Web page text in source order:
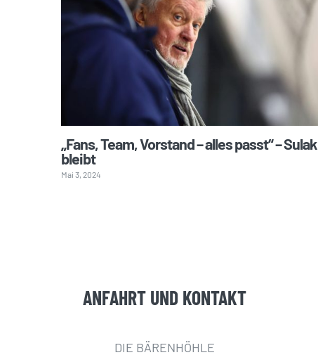
„Fans, Team, Vorstand – alles passt“ – Sulak
bleibt
Mai 3, 2024
ANFAHRT UND KONTAKT
DIE BÄRENHÖHLE